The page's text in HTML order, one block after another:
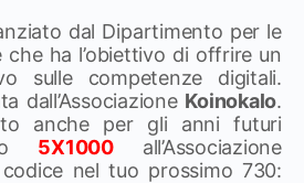
dal Dipartimento per le
ha l’obiettivo di offrire un
sulle competenze digitali.
dall’Associazione Koinokalo.
anche per gli anni futuri
5X1000
all’Associazione
nel tuo prossimo 730: